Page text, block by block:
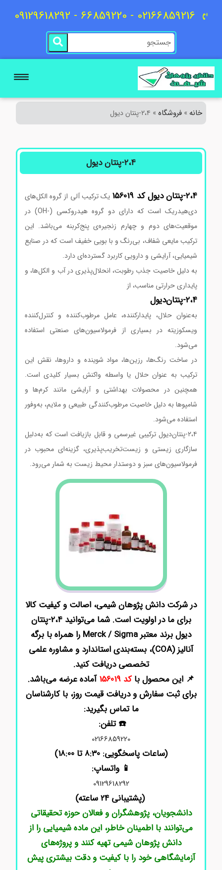
02166859216 - 66859220 - 09129618292
خانه»فروشگاه»۲،۴-پنتان دیول
۲،۴-پنتان دیول
۲،۴-پنتان دیول کد 156019
یک ترکیب آلی از گروه الکل‌های
دی‌هیدریک است که دارای دو گروه هیدروکسی (-OH) در
موقعیت‌های دوم و چهارم زنجیره‌ی پنج‌کربنه می‌باشد. این
ترکیب مایعی شفاف، بی‌رنگ و با بویی خفیف است که در صنایع
شیمیایی، آرایشی و دارویی کاربرد گسترده‌ای دارد.
به دلیل خاصیت جذب رطوبت، انحلال‌پذیری در آب و الکل‌ها، و
پایداری حرارتی مناسب، از
۲،۴-پنتان‌دیول
به‌عنوان حلال، پایدارکننده، عامل مرطوب‌کننده و کنترل‌کننده
ویسکوزیته در بسیاری از فرمولاسیون‌های صنعتی استفاده
می‌شود.
در ساخت رنگ‌ها، رزین‌ها، مواد شوینده و داروها، نقش این
ترکیب به عنوان حلال یا واسطه واکنش بسیار کلیدی است.
همچنین در محصولات بهداشتی و آرایشی مانند کرم‌ها و
شامپوها به دلیل خاصیت مرطوب‌کنندگی طبیعی و ملایم، به‌وفور
استفاده می‌شود.
۲،۴-پنتان‌دیول ترکیبی غیرسمی و قابل بازیافت است که به‌دلیل
سازگاری زیستی و زیست‌تخریب‌پذیری، گزینه‌ای محبوب در
فرمولاسیون‌های سبز و دوستدار محیط زیست به شمار می‌رود.
در شرکت دانش پژوهان شیمی، اصالت و کیفیت کالا
برای ما در اولویت است. شما می‌توانید ۲،۴-پنتان
دیول برند معتبر Merck / Sigma را همراه با برگه
آنالیز (COA)، بسته‌بندی استاندارد و مشاوره علمی
تخصصی دریافت کنید.
📌 این محصول باکد 156019
آماده عرضه می‌باشد.
برای ثبت سفارش و دریافت قیمت روز، با کارشناسان
ما تماس بگیرید:
☎️ تلفن:
02166859220
(ساعات پاسخگویی: 8:30 تا 18:00)
📱 واتساپ:
09129618292
(پشتیبانی 24 ساعته)
دانشجویان، پژوهشگران و فعالان حوزه تحقیقاتی
می‌توانند با اطمینان خاطر، این ماده شیمیایی را از
دانش پژوهان شیمی تهیه کنند و پروژه‌های
آزمایشگاهی خود را با کیفیت و دقت بیشتری پیش